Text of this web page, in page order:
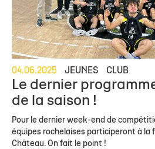
04.06.2025 JEUNES CLUB
Le dernier
de la saison !
Pour le dernier week-end de
équipes rochelaises participeront à la
Château. On fait le point !